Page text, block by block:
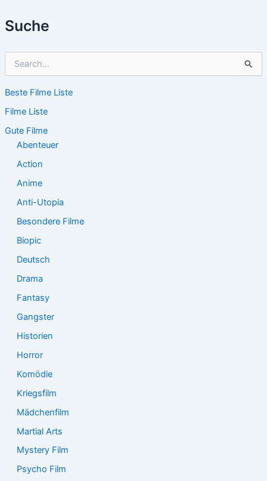
Suche
h
n
n
Beste Filme Liste
Filme Liste
Gute Filme
Abenteuer
Action
Anime
Anti-Utopia
Besondere Filme
Biopic
Deutsch
Drama
Fantasy
Gangster
Historien
Horror
Komödie
Kriegsfilm
Mädchenfilm
Martial Arts
Mystery Film
Psycho Film